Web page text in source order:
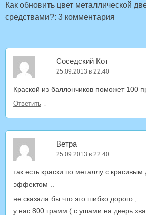
Как обновить цвет металлической
средствами?: 3 комментария
Соседский Кот
25.09.2013 в 22:40
Краской из баллончиков поможет 100
Ответить ↓
Ветра
25.09.2013 в 22:40
так есть краски по металлу с
эффектом ..
не сказала бы что это шибко дорого ,
у нас 800 грамм ( с ушами на дверь